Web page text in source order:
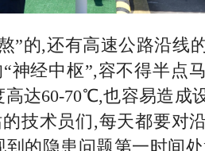
”的,还有高速公路沿线
神经中枢”,容不得半点
高达60-70℃,也容易造成
技术员们,每天都要对